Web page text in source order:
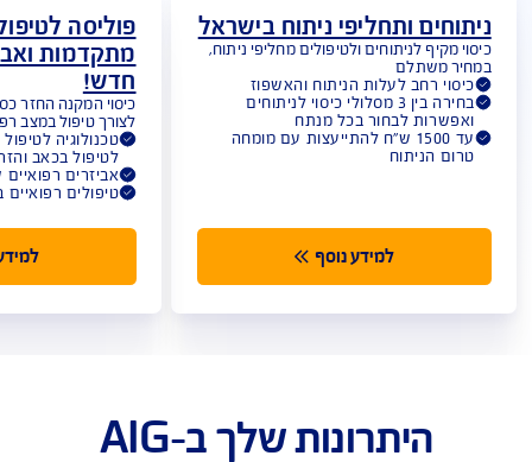
אפשרויות ביטוח בריאות
לבחור בכל מנתח
עד 1500 ש"ח להתייעצות עם מומחה
כיסוי המקנה החזר
לצורך טיפול במצב